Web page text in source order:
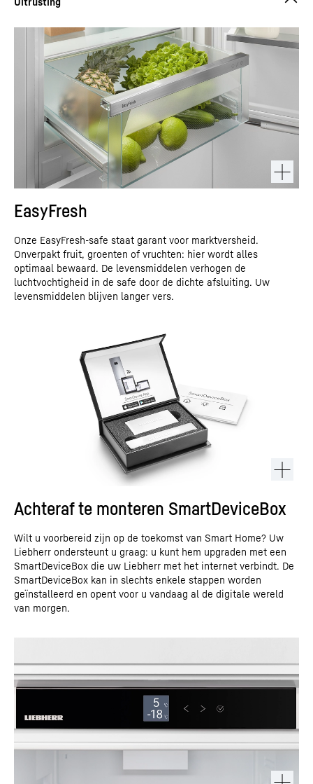
EasyFresh
Onze EasyFresh-safe staat garant voor marktversheid.
Onverpakt fruit, groenten of vruchten: hier wordt alles
optimaal bewaard. De levensmiddelen verhogen de
luchtvochtigheid in de safe door de dichte afsluiting. Uw
levensmiddelen blijven langer vers.
Achteraf te monteren SmartDeviceBox
Wilt u voorbereid zijn op de toekomst van Smart Home? Uw
Liebherr ondersteunt u graag: u kunt hem upgraden met een
SmartDeviceBox die uw Liebherr met het internet verbindt. De
SmartDeviceBox kan in slechts enkele stappen worden
geïnstalleerd en opent voor u vandaag al de digitale wereld
van morgen.